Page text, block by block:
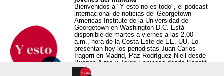
Bienvenidos a "Y esto no es todo", el pódcast
internacional de noticias del Georgetown
Americas Institute de la Universidad de
Georgetown en Washington D.C. Está
disponible de martes a viernes a las 2.00
a.m., hora de la Costa Este de EE. UU. Lo
presentan hoy los periodistas Juan Carlos
Iragorri en Madrid, Paz Rodríguez Niell desde
Buenos Aires y Jorge Espinosa desde Bogotá.
Hablamos en Washington con Dori Toribio,